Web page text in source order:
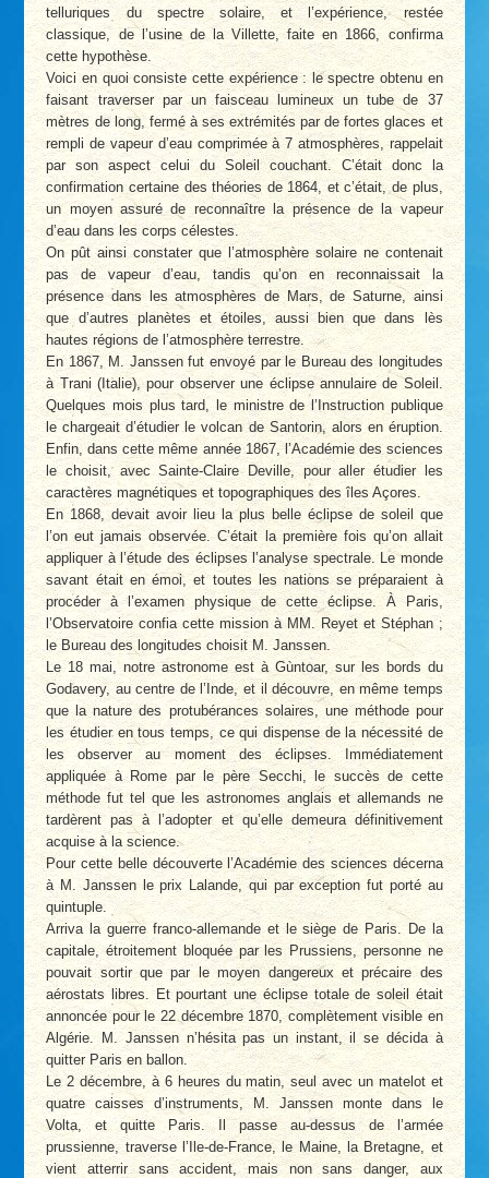
telluriques du spectre solaire, et l’expérience, restée
classique, de l’usine de la Villette, faite en 1866, confirma
cette hypothèse.
Voici en quoi consiste cette expérience : le spectre obtenu en
faisant traverser par un faisceau lumineux un tube de 37
mètres de long, fermé à ses extrémités par de fortes glaces et
rempli de vapeur d’eau comprimée à 7 atmosphères, rappelait
par son aspect celui du Soleil couchant. C’était donc la
confirmation certaine des théories de 1864, et c’était, de plus,
un moyen assuré de reconnaître la présence de la vapeur
d’eau dans les corps célestes.
On pût ainsi constater que l’atmosphère solaire ne contenait
pas de vapeur d’eau, tandis qu’on en reconnaissait la
présence dans les atmosphères de Mars, de Saturne, ainsi
que d’autres planètes et étoiles, aussi bien que dans lès
hautes régions de l’atmosphère terrestre.
En 1867, M. Janssen fut envoyé par le Bureau des longitudes
à Trani (Italie), pour observer une éclipse annulaire de Soleil.
Quelques mois plus tard, le ministre de l’Instruction publique
le chargeait d’étudier le volcan de Santorin, alors en éruption.
Enfin, dans cette même année 1867, l’Académie des sciences
le choisit, avec Sainte-Claire Deville, pour aller étudier les
caractères magnétiques et topographiques des îles Açores.
En 1868, devait avoir lieu la plus belle éclipse de soleil que
l’on eut jamais observée. C’était la première fois qu’on allait
appliquer à l’étude des éclipses l’analyse spectrale. Le monde
savant était en émoi, et toutes les nations se préparaient à
procéder à l’examen physique de cette éclipse. À Paris,
l’Observatoire confia cette mission à MM. Reyet et Stéphan ;
le Bureau des longitudes choisit M. Janssen.
Le 18 mai, notre astronome est à Gùntoar, sur les bords du
Godavery, au centre de l’Inde, et il découvre, en même temps
que la nature des protubérances solaires, une méthode pour
les étudier en tous temps, ce qui dispense de la nécessité de
les observer au moment des éclipses. Immédiatement
appliquée à Rome par le père Secchi, le succès de cette
méthode fut tel que les astronomes anglais et allemands ne
tardèrent pas à l’adopter et qu’elle demeura définitivement
acquise à la science.
Pour cette belle découverte l’Académie des sciences décerna
à M. Janssen le prix Lalande, qui par exception fut porté au
quintuple.
Arriva la guerre franco-allemande et le siège de Paris. De la
capitale, étroitement bloquée par les Prussiens, personne ne
pouvait sortir que par le moyen dangereux et précaire des
aérostats libres. Et pourtant une éclipse totale de soleil était
annoncée pour le 22 décembre 1870, complètement visible en
Algérie. M. Janssen n’hésita pas un instant, il se décida à
quitter Paris en ballon.
Le 2 décembre, à 6 heures du matin, seul avec un matelot et
quatre caisses d’instruments, M. Janssen monte dans le
Volta, et quitte Paris. Il passe au-dessus de l’armée
prussienne, traverse l’Ile-de-France, le Maine, la Bretagne, et
vient atterrir sans accident, mais non sans danger, aux